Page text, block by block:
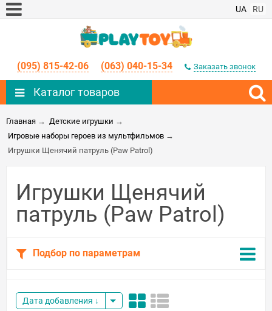
UA RU
(095) 815-42-06 (063) 040-15-34 Заказать звонок
Каталог товаров
Главная → Детские игрушки →
Игровые наборы героев из мультфильмов →
Игрушки Щенячий патруль (Paw Patrol)
Игрушки Щенячий
патруль (Paw Patrol)
Подбор по параметрам
Дата добавления